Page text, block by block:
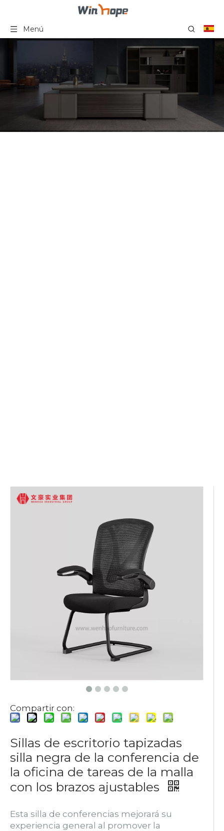
Menú
Compartir con:
Sillas de escritorio tapizadas
silla negra de la conferencia de
la oficina de tareas de la malla
con los brazos ajustables
Esta silla de conferencias mejorará su
experiencia general al promover la